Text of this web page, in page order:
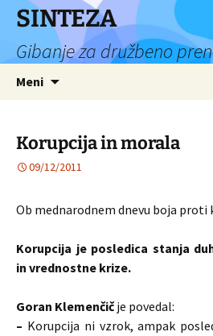
Preskoči
vsebino
SINTEZA
Gibanje za družbeno
Meni
Korupcija in morala
09/12/2011
Ob mednarodnem dnevu boja proti
Korupcija je posledica stanja
in vrednostne krize.
Goran Klemenčičje povedal:
– Korupcija ni vzrok, ampak